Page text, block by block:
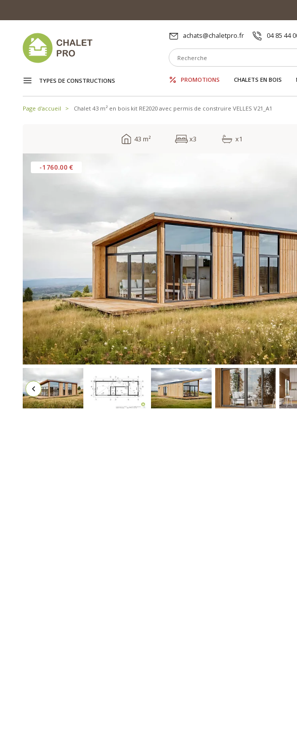
achats@chaletpro.fr 04 85 44
TYPES DE CONSTRUCTIONS PROMOTIONS CHALETS EN BOIS
Page d'accueil Chalet 43 m² en bois kit RE2020 avec permis de construire VELLES V21_A1
43 m² x3 x1
-1760.00 €